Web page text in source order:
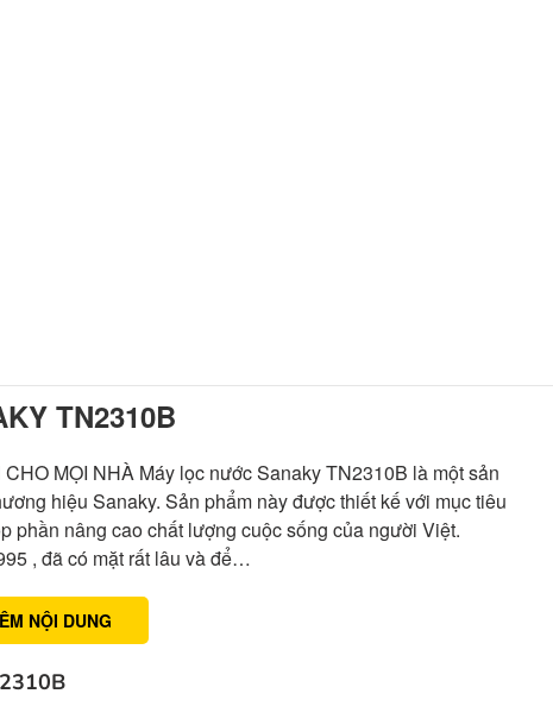
TN2310B
MỌI NHÀ Máy lọc nước Sanaky TN2310B là một sản
hiệu Sanaky. Sản phẩm này được thiết kế với mục tiêu
phần nâng cao chất lượng cuộc sống của người Việt.
, đã có mặt rất lâu và để…
NỘI DUNG